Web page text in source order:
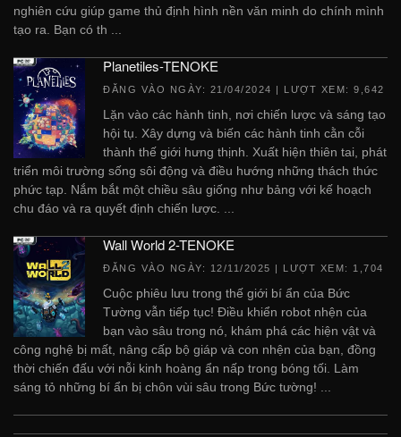
nghiên cứu giúp game thủ định hình nền văn minh do chính mình
tạo ra. Bạn có th ...
Planetiles-TENOKE
ĐĂNG VÀO NGÀY: 21/04/2024 | LƯỢT XEM: 9,642
Lặn vào các hành tinh, nơi chiến lược và sáng tạo
hội tụ. Xây dựng và biến các hành tinh cằn cỗi
thành thế giới hưng thịnh. Xuất hiện thiên tai, phát
triển môi trường sống sôi động và điều hướng những thách thức
phức tạp. Nắm bắt một chiều sâu giống như bảng với kế hoạch
chu đáo và ra quyết định chiến lược. ...
Wall World 2-TENOKE
ĐĂNG VÀO NGÀY: 12/11/2025 | LƯỢT XEM: 1,704
Cuộc phiêu lưu trong thế giới bí ẩn của Bức
Tường vẫn tiếp tục! Điều khiển robot nhện của
bạn vào sâu trong nó, khám phá các hiện vật và
công nghệ bị mất, nâng cấp bộ giáp và con nhện của bạn, đồng
thời chiến đấu với nỗi kinh hoàng ẩn nấp trong bóng tối. Làm
sáng tỏ những bí ẩn bị chôn vùi sâu trong Bức tường! ...